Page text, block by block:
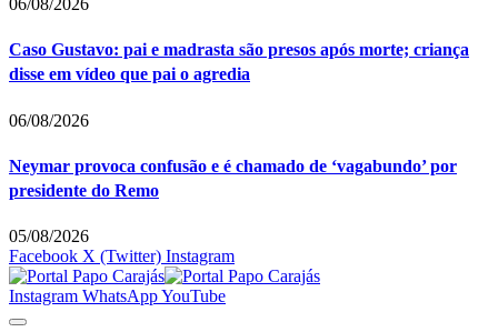
06/08/2026
Caso Gustavo: pai e madrasta são presos após morte; criança
disse em vídeo que pai o agredia
06/08/2026
Neymar provoca confusão e é chamado de ‘vagabundo’ por
presidente do Remo
05/08/2026
Facebook X (Twitter) Instagram
Instagram WhatsAppYouTube